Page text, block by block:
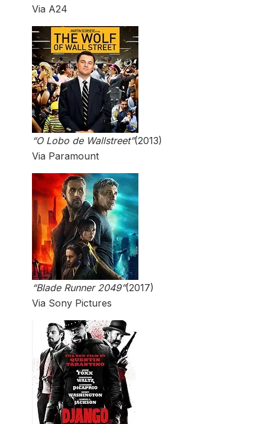
Via A24
“O Lobo de Wallstreet”(2013)
Via Paramount
“Blade Runner 2049”(2017)
Via Sony Pictures